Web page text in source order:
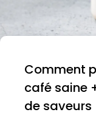
Comment
café saine
de saveurs